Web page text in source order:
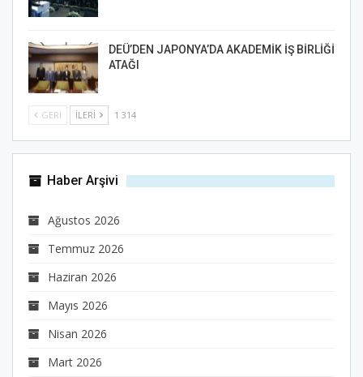
DEÜ’DEN JAPONYA’DA AKADEMİK İŞ BİRLİĞİ
ATAĞI
GERI İLERI 1 314
Haber Arşivi
Ağustos 2026
Temmuz 2026
Haziran 2026
Mayıs 2026
Nisan 2026
Mart 2026